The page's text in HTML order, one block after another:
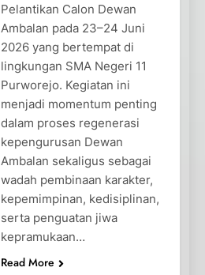
Pelantikan Calon Dewan
Ambalan pada 23–24 Juni
2026 yang bertempat di
lingkungan SMA Negeri 11
Purworejo. Kegiatan ini
menjadi momentum penting
dalam proses regenerasi
kepengurusan Dewan
Ambalan sekaligus sebagai
wadah pembinaan karakter,
kepemimpinan, kedisiplinan,
serta penguatan jiwa
kepramukaan…
Read More